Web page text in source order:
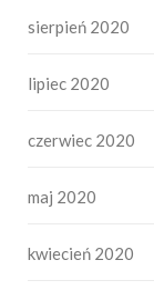
sierpień 2020
lipiec 2020
czerwiec 2020
maj 2020
kwiecień 2020